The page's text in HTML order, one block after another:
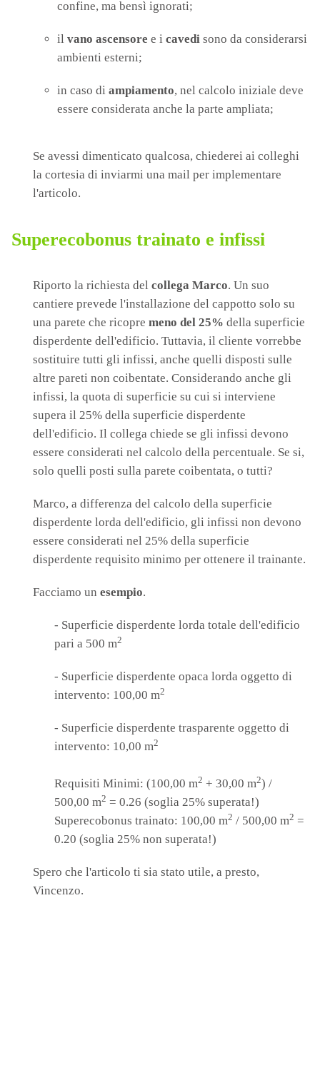
confine, ma bensì ignorati;
il vano ascensore e i cavedi sono da considerarsi
ambienti esterni;
in caso di ampiamento, nel calcolo iniziale deve
essere considerata anche la parte ampliata;
Se avessi dimenticato qualcosa, chiederei ai colleghi
la cortesia di inviarmi una mail per implementare
l'articolo.
Superecobonus trainato e infissi
Riporto la richiesta del collega Marco. Un suo
cantiere prevede l'installazione del cappotto solo su
una parete che ricopre meno del 25% della superficie
disperdente dell'edificio. Tuttavia, il cliente vorrebbe
sostituire tutti gli infissi, anche quelli disposti sulle
altre pareti non coibentate. Considerando anche gli
infissi, la quota di superficie su cui si interviene
supera il 25% della superficie disperdente
dell'edificio. Il collega chiede se gli infissi devono
essere considerati nel calcolo della percentuale. Se si,
solo quelli posti sulla parete coibentata, o tutti?
Marco, a differenza del calcolo della superficie
disperdente lorda dell'edificio, gli infissi non devono
essere considerati nel 25% della superficie
disperdente requisito minimo per ottenere il trainante.
Facciamo un esempio.
- Superficie disperdente lorda totale dell'edificio
pari a 500 m2
- Superficie disperdente opaca lorda oggetto di
intervento: 100,00 m2
- Superficie disperdente trasparente oggetto di
intervento: 10,00 m2
Requisiti Minimi: (100,00 m2 + 30,00 m2) /
500,00 m2 = 0.26 (soglia 25% superata!)
Superecobonus trainato: 100,00 m2 / 500,00 m2 =
0.20 (soglia 25% non superata!)
Spero che l'articolo ti sia stato utile, a presto,
Vincenzo.